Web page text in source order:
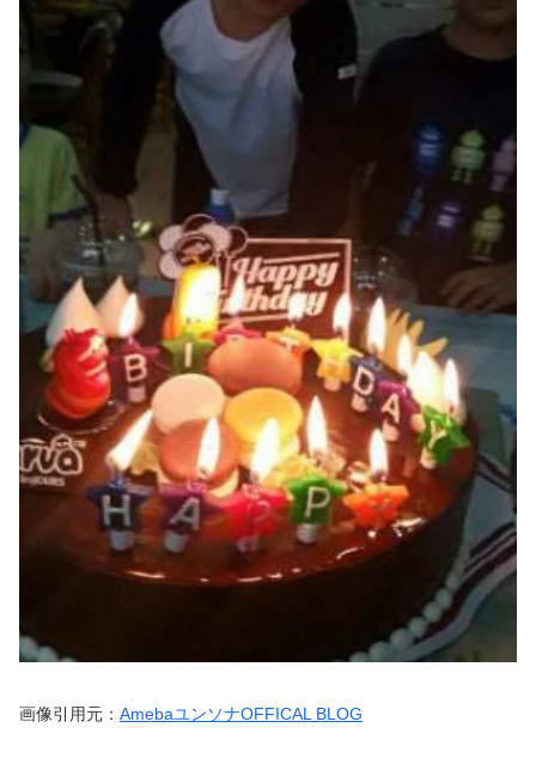
画像引用元： AmebaユンソナOFFICAL BLOG